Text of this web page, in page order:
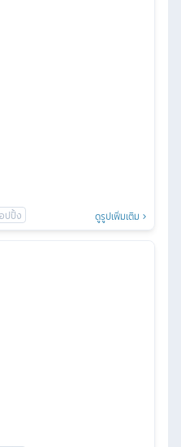
ดูรูปเพิ่มเติม